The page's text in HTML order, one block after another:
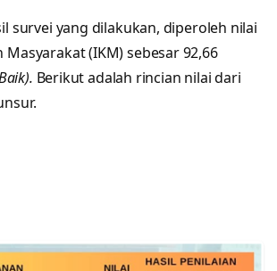
survei yang dilakukan, diperoleh nilai
Masyarakat (IKM) sebesar 92,66
Berikut adalah rincian nilai dari